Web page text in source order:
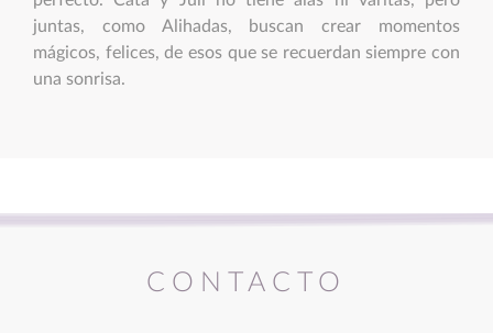
juntas, como Alihadas, buscan crear momentos
mágicos, felices, de esos que se recuerdan siempre con
una sonrisa.
CONTACTO